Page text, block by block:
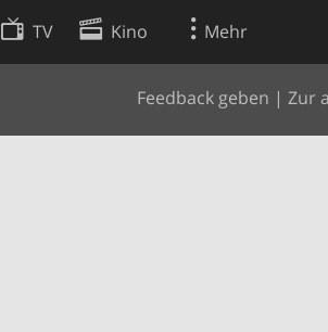
TV Kino Mehr
Feedback geben | Zur
Websuche